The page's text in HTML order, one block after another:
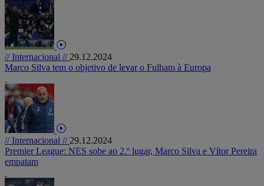
// Internacional // 29.12.2024
Marco Silva tem o objetivo de levar o Fulham à Europa
// Internacional // 29.12.2024
Premier League: NES sobe ao 2.º lugar, Marco Silva e Vítor Pereira
empatam